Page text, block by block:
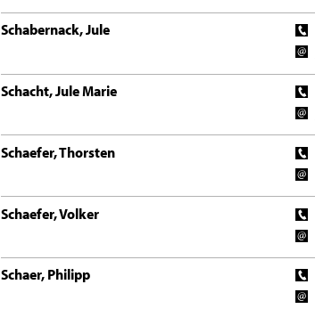
Schabernack, Jule
Schacht, Jule Marie
Schaefer, Thorsten
Schaefer, Volker
Schaer, Philipp